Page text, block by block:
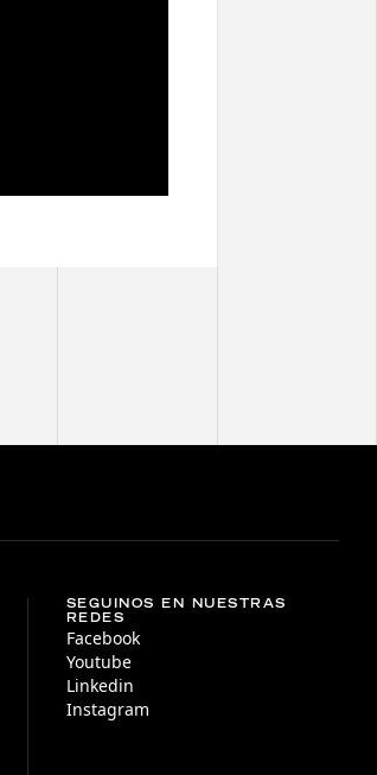
SEGUINOS EN NUESTRAS
REDES
Facebook
Youtube
Linkedin
Instagram